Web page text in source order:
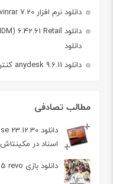
دانلود نرم افزار winrar 7.20 وین رار
دانلود
دانلود anydesk 9.6.11 کنترل ویندوز از راه دور
مطالب تصادفی
اسناد در مکینتاش
دانلود بازی virtua fighter 5 revo برای PC